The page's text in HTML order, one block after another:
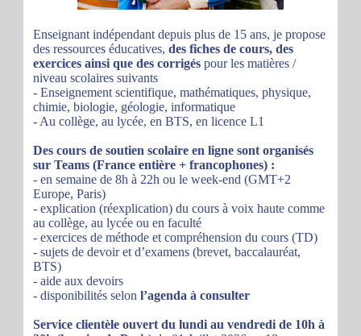
Enseignant indépendant depuis plus de 15 ans, je propose
des ressources éducatives, des fiches de cours, des
exercices ainsi que des corrigés pour les matières /
niveau scolaires suivants
- Enseignement scientifique, mathématiques, physique,
chimie, biologie, géologie, informatique
- Au collège, au lycée, en BTS, en licence L1
Des cours de soutien scolaire en ligne sont organisés
sur Teams (France entière + francophones) :
- en semaine de 8h à 22h ou le week-end (GMT+2
Europe, Paris)
- explication (réexplication) du cours à voix haute comme
au collège, au lycée ou en faculté
- exercices de méthode et compréhension du cours (TD)
- sujets de devoir et d’examens (brevet, baccalauréat,
BTS)
- aide aux devoirs
- disponibilités selon l’agenda à consulter
Service clientèle ouvert du lundi au vendredi de 10h à